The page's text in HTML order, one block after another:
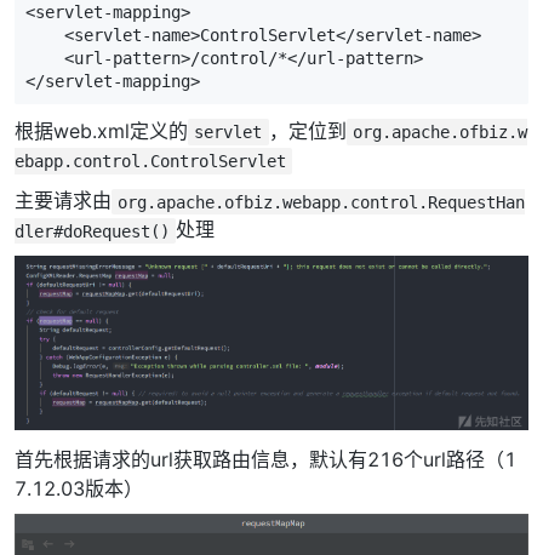
<servlet-mapping>
<servlet-name>ControlServlet</servlet-name>
<url-pattern>/control/*</url-pattern>
</servlet-mapping>
根据web.xml定义的 servlet ，定位到 org.apache.ofbiz.w
ebapp.control.ControlServlet
主要请求由 org.apache.ofbiz.webapp.control.RequestHan
dler#doRequest() 处理
首先根据请求的url获取路由信息，默认有216个url路径（1
7.12.03版本）